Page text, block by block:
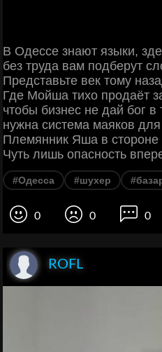
В Одессе знают языки,
без труда вам подберут
Представьте век тому
Где Мойша тихо продаёт
чтобы бизнес не дай бог
нужна система маяков
Племянник Яша в стороне
Чуть лишь опасность
#Одесса #шухер
0 0 0
ROFL